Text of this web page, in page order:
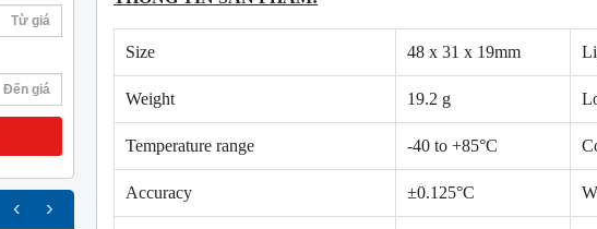
‹ ›
Size 48 x 31 x 19mm
Weight 19.2 g
Temperature range -40 to +85°C
Accuracy ±0.125°C